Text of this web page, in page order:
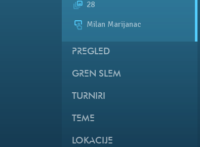
28
Milan Marijanac
PREGLED
GREN SLEM
TURNIRI
TEME
LOKACIJE